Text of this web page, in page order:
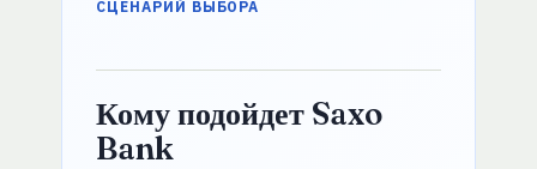
СЦЕНАРИЙ ВЫБОРА
Кому подойдет Saxo
Bank